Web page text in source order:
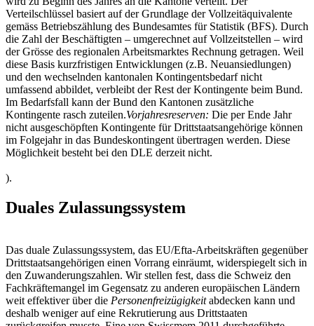
Verteilschlüssel basiert auf der Grundlage der Vollzeitäquivalente
gemäss Betriebszählung des Bundesamtes für Statistik (BFS). Durch
die Zahl der Beschäftigten – umgerechnet auf Vollzeitstellen – wird
der Grösse des regionalen Arbeitsmarktes Rechnung getragen. Weil
diese Basis kurzfristigen Entwicklungen (z.B. Neuansiedlungen)
und den wechselnden kantonalen Kontingentsbedarf nicht
umfassend abbildet, verbleibt der Rest der Kontingente beim Bund.
Im Bedarfsfall kann der Bund den Kantonen zusätzliche
Kontingente rasch zuteilen.Vorjahresreserven: Die per Ende Jahr
nicht ausgeschöpften Kontingente für Drittstaatsangehörige können
im Folgejahr in das Bundeskontingent übertragen werden. Diese
Möglichkeit besteht bei den DLE derzeit nicht.
).
Duales Zulassungssystem
Das duale Zulassungssystem, das EU/Efta-Arbeitskräften gegenüber
Drittstaatsangehörigen einen Vorrang einräumt, widerspiegelt sich in
den Zuwanderungszahlen. Wir stellen fest, dass die Schweiz den
Fachkräftemangel im Gegensatz zu anderen europäischen Ländern
weit effektiver über die Personenfreizügigkeitabdecken kann und
deshalb weniger auf eine Rekrutierung aus Drittstaaten